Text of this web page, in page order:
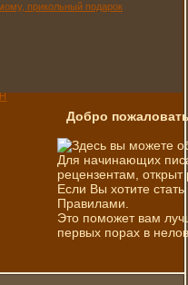
Добро
Здесь вы можете
Для начинающих
рецензентам, открыт
Если Вы хотите
Правилами.
Это поможет вам
первых порах в